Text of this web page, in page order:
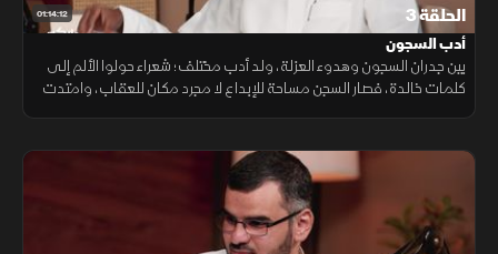
01:14:12 الحلقة 3
أدب السجون
بين جدران السجون وهدوء العزلة، ولد أدب مختلف؛ شعراء حولوا الألم إلى
كلمات خالدة، فصار السجن مساحة للإبداع لا مجرد مكان للعقاب، وامتدت